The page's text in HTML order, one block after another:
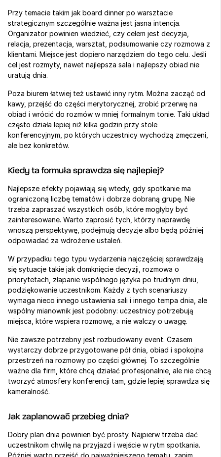
Przy temacie takim jak board dinner po warsztacie
strategicznym szczególnie ważna jest jasna intencja.
Organizator powinien wiedzieć, czy celem jest decyzja,
relacja, prezentacja, warsztat, podsumowanie czy rozmowa z
klientami. Miejsce jest dopiero narzędziem do tego celu. Jeśli
cel jest rozmyty, nawet najlepsza sala i najlepszy obiad nie
uratują dnia.
Poza biurem łatwiej też ustawić inny rytm. Można zacząć od
kawy, przejść do części merytorycznej, zrobić przerwę na
obiad i wrócić do rozmów w mniej formalnym tonie. Taki układ
często działa lepiej niż kilka godzin przy stole
konferencyjnym, po których uczestnicy wychodzą zmęczeni,
ale bez konkretów.
Kiedy ta formuła sprawdza się najlepiej?
Najlepsze efekty pojawiają się wtedy, gdy spotkanie ma
ograniczoną liczbę tematów i dobrze dobraną grupę. Nie
trzeba zapraszać wszystkich osób, które mogłyby być
zainteresowane. Warto zaprosić tych, którzy naprawdę
wnoszą perspektywę, podejmują decyzje albo będą później
odpowiadać za wdrożenie ustaleń.
W przypadku tego typu wydarzenia najczęściej sprawdzają
się sytuacje takie jak domknięcie decyzji, rozmowa o
priorytetach, złapanie wspólnego języka po trudnym dniu,
podziękowanie uczestnikom. Każdy z tych scenariuszy
wymaga nieco innego ustawienia sali i innego tempa dnia, ale
wspólny mianownik jest podobny: uczestnicy potrzebują
miejsca, które wspiera rozmowę, a nie walczy o uwagę.
Nie zawsze potrzebny jest rozbudowany event. Czasem
wystarczy dobrze przygotowane pół dnia, obiad i spokojna
przestrzeń na rozmowy po części głównej. To szczególnie
ważne dla firm, które chcą działać profesjonalnie, ale nie chcą
tworzyć atmosfery konferencji tam, gdzie lepiej sprawdza się
kameralność.
Jak zaplanować przebieg dnia?
Dobry plan dnia powinien być prosty. Najpierw trzeba dać
uczestnikom chwilę na przyjazd i wejście w rytm spotkania.
Później warto przejść do najważniejszego tematu, zanim